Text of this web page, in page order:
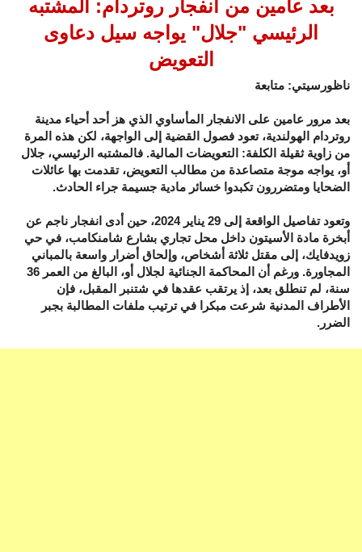
بعد عامين من انفجار روتردام: المشتبه
الرئيسي "جلال" يواجه سيل دعاوى
التعويض
ناظورسيتي: متابعة
بعد مرور عامين على الانفجار المأساوي الذي هز أحد أحياء مدينة
روتردام الهولندية، تعود فصول القضية إلى الواجهة، لكن هذه المرة
من زاوية ثقيلة الكلفة: التعويضات المالية. فالمشتبه الرئيسي، جلال
أو، يواجه موجة متصاعدة من مطالب التعويض، تقدمت بها عائلات
الضحايا ومتضررون تكبدوا خسائر مادية جسيمة جراء الحادث.
وتعود تفاصيل الواقعة إلى 29 يناير 2024، حين أدى انفجار ناجم عن
أبخرة مادة الأسيتون داخل محل تجاري بشارع شامنكامب، في حي
زويدفايك، إلى مقتل ثلاثة أشخاص، وإلحاق أضرار واسعة بالمباني
المجاورة. ورغم أن المحاكمة الجنائية لجلال أو، البالغ من العمر 36
سنة، لم تنطلق بعد، إذ يرتقب عقدها في شتنبر المقبل، فإن
الأطراف المدنية شرعت مبكرا في ترتيب ملفات المطالبة بجبر
الضرر.